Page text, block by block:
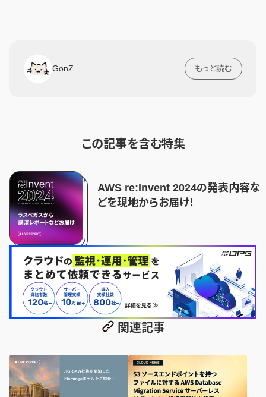
GonZ もっと読む
この記事を含む特集
AWS re:Invent 2024の発表内容な
どを現地からお届け！
関連記事